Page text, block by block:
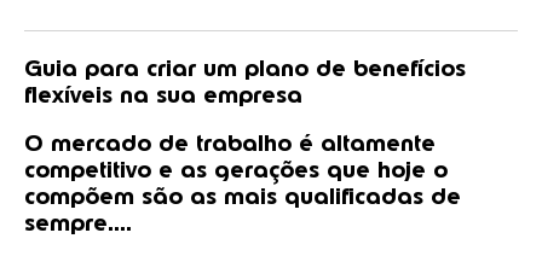
Guia para criar um plano de benefícios
flexíveis na sua empresa
O mercado de trabalho é altamente
competitivo e as gerações que hoje o
compõem são as mais qualificadas de
sempre....